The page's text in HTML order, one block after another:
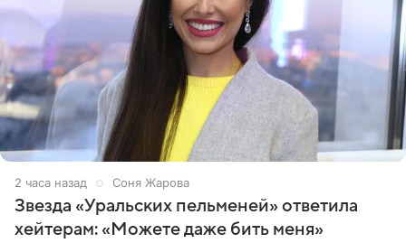
2 часа назад Соня Жарова
Звезда «Уральских пельменей» ответила
хейтерам: «Можете даже бить меня»